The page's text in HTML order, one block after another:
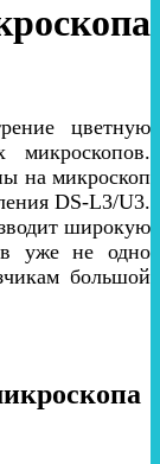
цветную
микроскопов.
на микроскоп
DS-L3/U3.
широкую
уже не одно
большой